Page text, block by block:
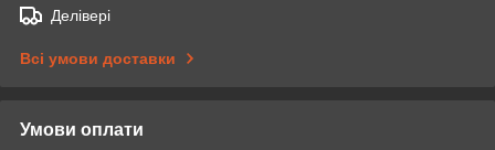
Делівері
Всі умови доставки
Умови оплати